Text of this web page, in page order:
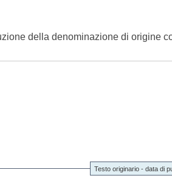
della denominazione di origine
Testo originario - data di